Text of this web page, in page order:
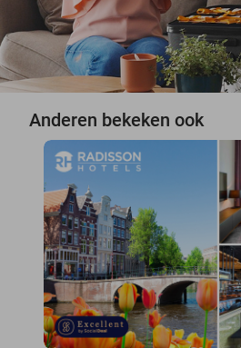
Anderen bekeken ook